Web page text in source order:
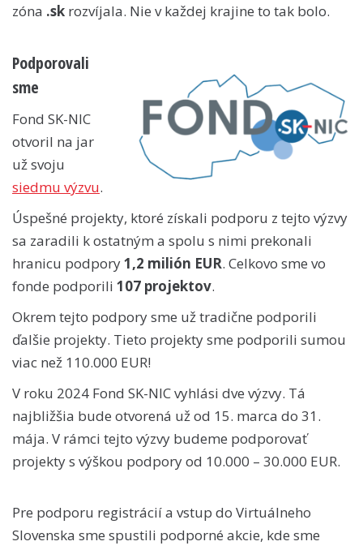
zóna .sk rozvíjala. Nie v každej krajine to tak bolo.
Podporovali
sme
Fond SK-NIC
otvoril na jar
už svoju
siedmu výzvu.
Úspešné projekty, ktoré získali podporu z tejto výzvy
sa zaradili k ostatným a spolu s nimi prekonali
hranicu podpory1,2 milión EUR. Celkovo sme vo
fonde podporili 107 projektov.
Okrem tejto podpory sme už tradične podporili
ďalšie projekty. Tieto projekty sme podporili sumou
viac než 110.000 EUR!
V roku 2024 Fond SK-NIC vyhlási dve výzvy. Tá
najbližšia bude otvorená už od 15. marca do 31.
mája. V rámci tejto výzvy budeme podporovať
projekty s výškou podpory od 10.000 – 30.000 EUR.
Pre podporu registrácií a vstup do Virtuálneho
Slovenska sme spustili podporné akcie, kde sme